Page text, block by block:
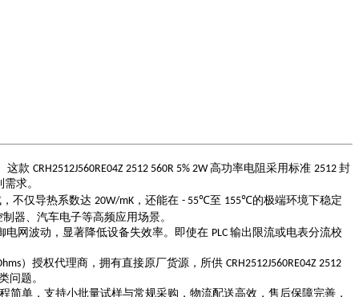
这款 CRH2512J560RE04Z 2512 560R 5% 2W高功率电阻采用标准 2512 封
求。
不仅导热系数达 20W/mK ，还能在 - 55℃至 155℃的极端环境下稳定
器、汽车电子等高频应用场景。
电网波动，显著降低设备失效率。即使在 PLC 输出限流或电表分流校
）授权代理商，拥有直接原厂货源，所供 CRH2512J560RE04Z 2512
问题。
简单，支持小批量试样与常规采购，物流配送高效，售后保障完善，